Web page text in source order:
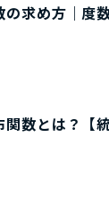
求め方｜度
数とは？【